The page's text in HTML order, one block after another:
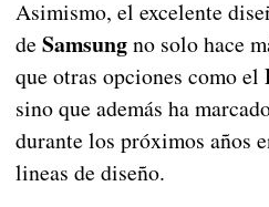
Asimismo, el excelente
de Samsungno solo hace
que otras opciones como el
sino que además ha
durante los próximos años
lineas de diseño.